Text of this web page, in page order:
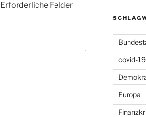
Erforderliche Felder
covid-19
Europa